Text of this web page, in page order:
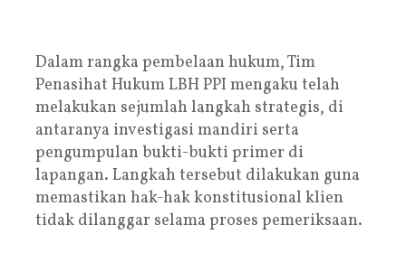
Dalam rangka pembelaan hukum, Tim
Penasihat Hukum LBH PPI mengaku telah
melakukan sejumlah langkah strategis, di
antaranya investigasi mandiri serta
pengumpulan bukti-bukti primer di
lapangan. Langkah tersebut dilakukan guna
memastikan hak-hak konstitusional klien
tidak dilanggar selama proses pemeriksaan.